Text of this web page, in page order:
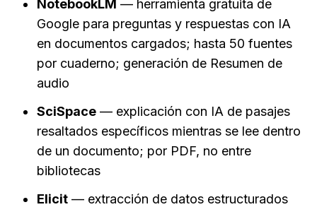
NotebookLM — herramienta gratuita de
Google para preguntas y respuestas con IA
en documentos cargados; hasta 50 fuentes
por cuaderno; generación de Resumen de
audio
SciSpace — explicación con IA de pasajes
resaltados específicos mientras se lee dentro
de un documento; por PDF, no entre
bibliotecas
Elicit — extracción de datos estructurados